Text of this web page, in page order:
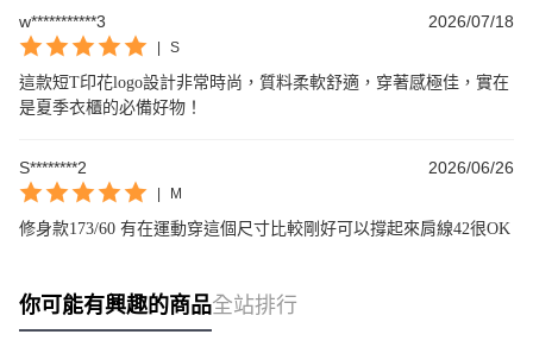
w***********3
2026/07/18
S
這款短T印花logo設計非常時尚，質料柔軟舒適，穿著感極佳，實在
是夏季衣櫃的必備好物！
S********2 2026/06/26
M
修身款173/60 有在運動穿這個尺寸比較剛好可以撐起來肩線42很OK
你可能有興趣的商品全站排行